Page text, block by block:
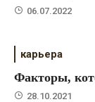
06.07.2022
карьера
Факторы,
28.10.2021